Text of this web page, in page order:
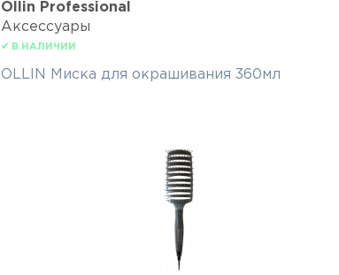
Ollin Professional
Аксессуары
✔ В НАЛИЧИИ
OLLIN Миска для окрашивания 360мл